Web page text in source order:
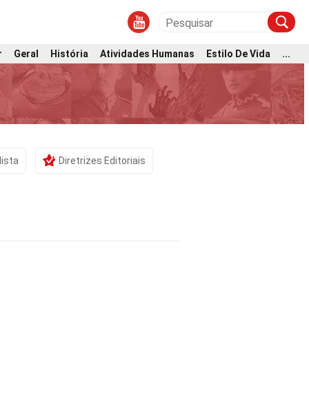
Geral História Atividades Humanas Estilo De Vida ...
Diretrizes Editoriais